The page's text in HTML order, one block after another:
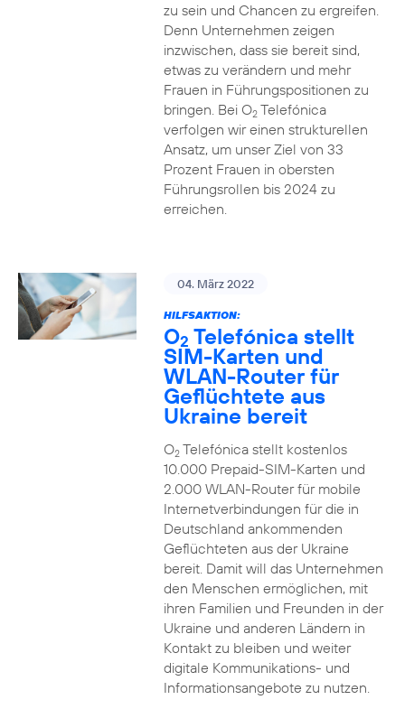
zu sein und Chancen zu ergreifen.
Denn Unternehmen zeigen
inzwischen, dass sie bereit sind,
etwas zu verändern und mehr
Frauen in Führungspositionen zu
bringen. Bei O2Telefónica
verfolgen wir einen strukturellen
Ansatz, um unser Ziel von 33
Prozent Frauen in obersten
Führungsrollen bis 2024 zu
erreichen.
04. März 2022
HILFSAKTION:
O2 Telefónica stellt
SIM-Karten und
WLAN-Router für
Geflüchtete aus
Ukraine bereit
O2Telefónica stellt kostenlos
10.000 Prepaid-SIM-Karten und
2.000 WLAN-Router für mobile
Internetverbindungen für die in
Deutschland ankommenden
Geflüchteten aus der Ukraine
bereit. Damit will das Unternehmen
den Menschen ermöglichen, mit
ihren Familien und Freunden in der
Ukraine und anderen Ländern in
Kontakt zu bleiben und weiter
digitale Kommunikations- und
Informationsangebote zu nutzen.